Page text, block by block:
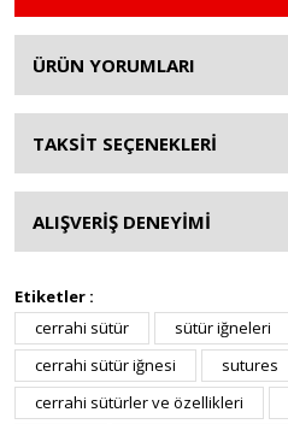
ÜRÜN YORUMLARI
TAKSİT SEÇENEKLERİ
ALIŞVERİŞ DENEYİMİ
Etiketler :
cerrahi sütür
sütür iğneleri
cerrahi sütür iğnesi
sutures
cerrahi sütürler ve özellikleri